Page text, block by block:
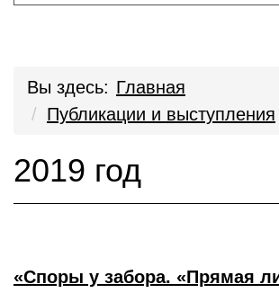
Вы здесь: Главная
Публикации и выступления
2019 год
«Споры у забора. «Прямая